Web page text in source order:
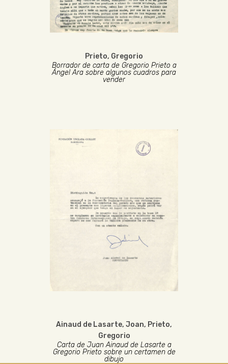
Prieto, Gregorio
Borrador de carta de Gregorio Prieto a
Ángel Ara sobre algunos cuadros para
vender
Ainaud de Lasarte, Joan, Prieto,
Gregorio
Carta de Juan Ainaud de Lasarte a
Gregorio Prieto sobre un certamen de
dibujo